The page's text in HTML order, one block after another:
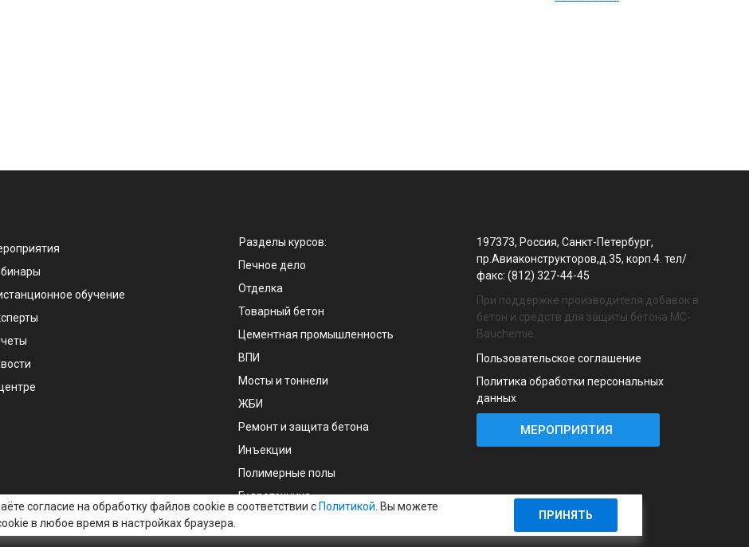
обучение
Разделы курсов:
Печное дело
Отделка
Товарный бетон
Цементная промышленность
ВПИ
Мосты и тоннели
ЖБИ
Ремонт и защита бетона
Инъекции
Полимерные полы
Гидротехника
197373, Россия, Санкт-Петербург,
пр.Авиаконструкторов,д.35, корп.4. тел/
факс: (812) 327-44-45
При поддержке производителя добавок в
бетон и средств для защиты бетона MC-
Bauchemie.
Пользовательское соглашение
Политика обработки персональных
данных
МЕРОПРИЯТИЯ
согласие на обработку файлов cookie в соответствии с Политикой . Вы можете
в любое время в настройках браузера.
ПРИНЯТЬ